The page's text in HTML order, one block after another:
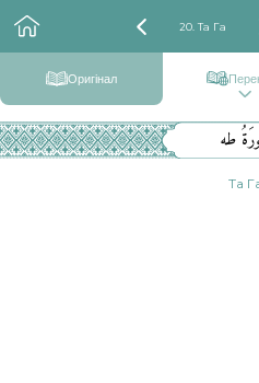
20. Та Га
Оригінал
طه
Та